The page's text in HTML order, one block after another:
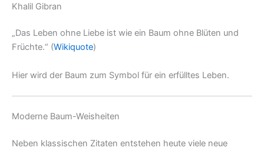
Khalil Gibran
„Das Leben ohne Liebe ist wie ein Baum ohne Blüten und
Früchte.“ (Wikiquote)
Hier wird der Baum zum Symbol für ein erfülltes Leben.
Moderne Baum-Weisheiten
Neben klassischen Zitaten entstehen heute viele neue